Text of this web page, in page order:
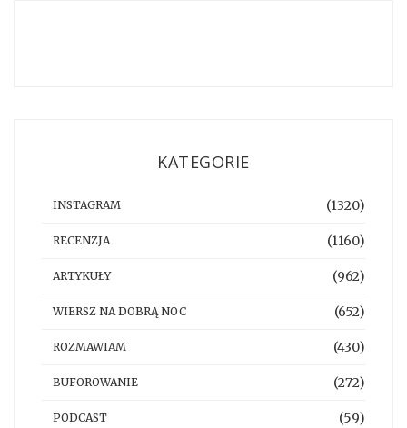
KATEGORIE
INSTAGRAM (1320)
RECENZJA (1160)
ARTYKUŁY (962)
WIERSZ NA DOBRĄ NOC (652)
ROZMAWIAM (430)
BUFOROWANIE (272)
PODCAST (59)